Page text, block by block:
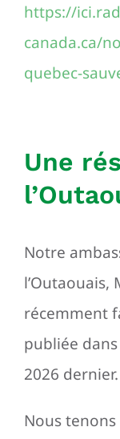
https://
canada.ca/
quebec-
Une
Notre
l’Outaouais,
récemment
publiée
2026 dernier.
Nous